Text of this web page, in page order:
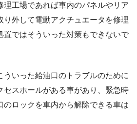
理工場であれば車内のパネルやリア
り外して電動アクチュエータを修理
置ではそういった対策もできないで
ういった給油口のトラブルのために
セスホールがある車があり、緊急時
のロックを車内から解除できる車は